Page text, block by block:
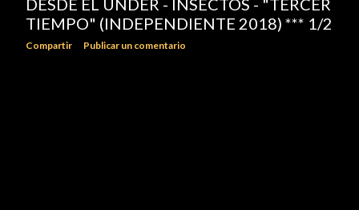
DESDE EL UNDER - INSECTOS - "TERCER
TIEMPO" (INDEPENDIENTE 2018) *** 1/2
Compartir Publicar un comentario